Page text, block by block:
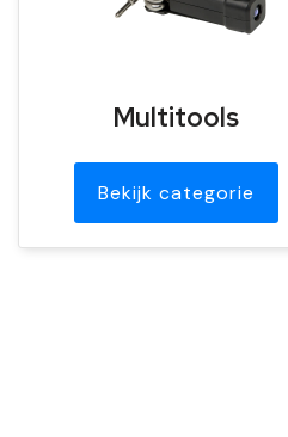
Multitools
Bekijk categorie